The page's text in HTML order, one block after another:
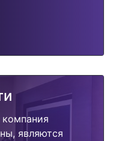
являются